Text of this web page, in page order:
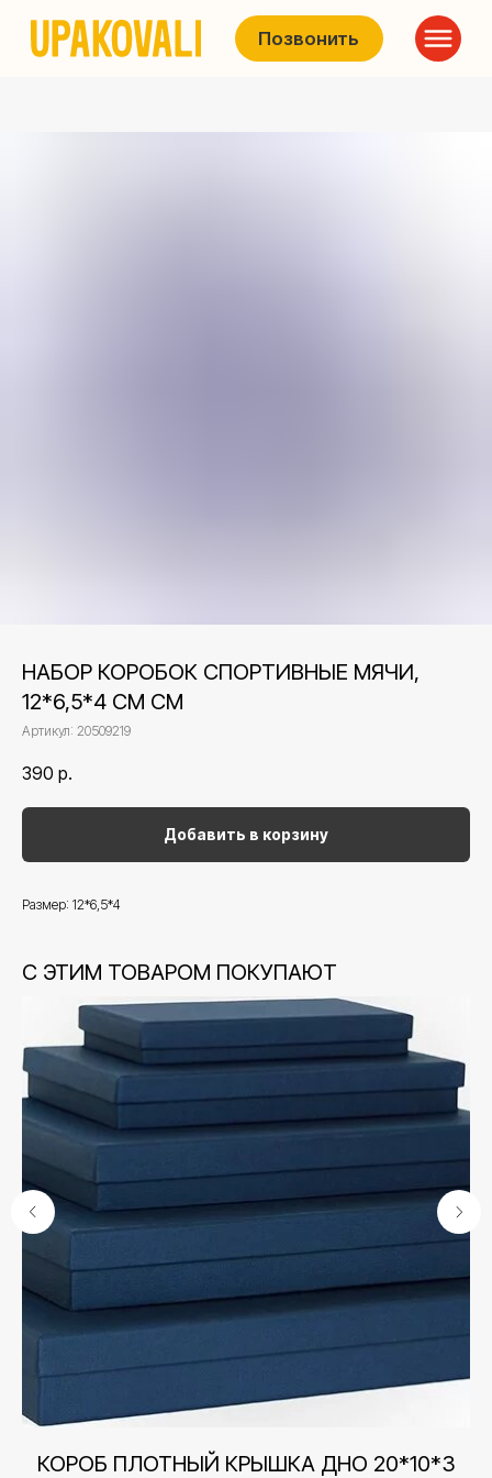
Позвонить
НАБОР КОРОБОК СПОРТИВНЫЕ МЯЧИ,
12*6,5*4 СМ СМ
Артикул: 20509219
390 р.
Добавить в корзину
Размер: 12*6,5*4
С ЭТИМ ТОВАРОМ ПОКУПАЮТ
КОРОБ ПЛОТНЫЙ КРЫШКА ДНО 20*10*3
+7 (495) 005-03-13